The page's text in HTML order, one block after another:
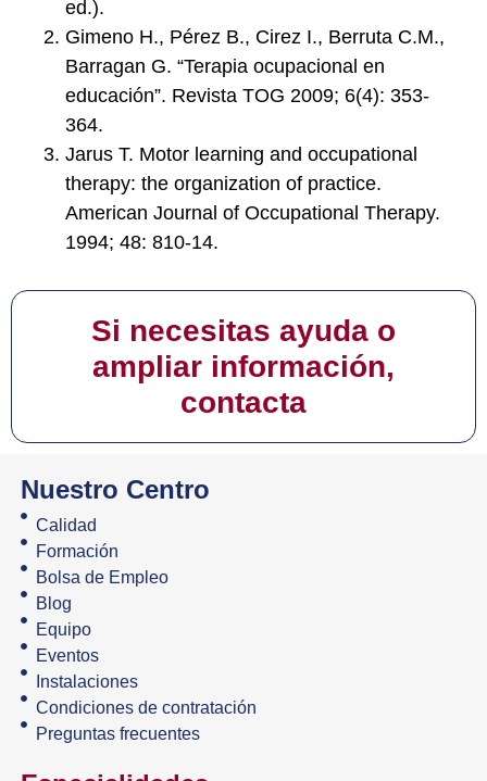
ed.).
Gimeno H., Pérez B., Cirez I., Berruta C.M.,
Barragan G. “Terapia ocupacional en
educación”. Revista TOG 2009; 6(4): 353-
364.
Jarus T. Motor learning and occupational
therapy: the organization of practice.
American Journal of Occupational Therapy.
1994; 48: 810-14.
Si necesitas ayuda o
ampliar información,
contacta
Nuestro Centro
Calidad
Formación
Bolsa de Empleo
Blog
Equipo
Eventos
Instalaciones
Condiciones de contratación
Preguntas frecuentes